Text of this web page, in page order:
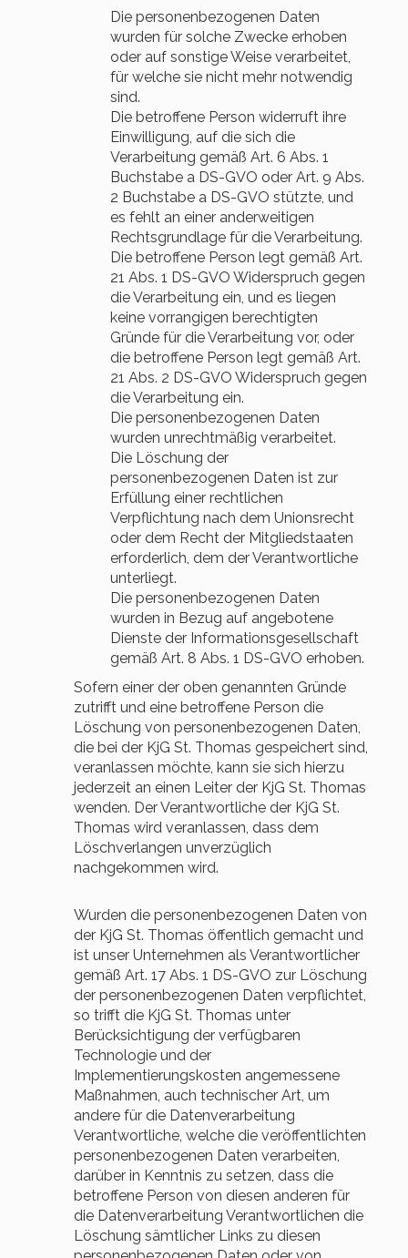
Die personenbezogenen Daten
wurden für solche Zwecke erhoben
oder auf sonstige Weise verarbeitet,
für welche sie nicht mehr notwendig
sind.
Die betroffene Person widerruft ihre
Einwilligung, auf die sich die
Verarbeitung gemäß Art. 6 Abs. 1
Buchstabe a DS-GVO oder Art. 9 Abs.
2 Buchstabe a DS-GVO stützte, und
es fehlt an einer anderweitigen
Rechtsgrundlage für die Verarbeitung.
Die betroffene Person legt gemäß Art.
21 Abs. 1 DS-GVO Widerspruch gegen
die Verarbeitung ein, und es liegen
keine vorrangigen berechtigten
Gründe für die Verarbeitung vor, oder
die betroffene Person legt gemäß Art.
21 Abs. 2 DS-GVO Widerspruch gegen
die Verarbeitung ein.
Die personenbezogenen Daten
wurden unrechtmäßig verarbeitet.
Die Löschung der
personenbezogenen Daten ist zur
Erfüllung einer rechtlichen
Verpflichtung nach dem Unionsrecht
oder dem Recht der Mitgliedstaaten
erforderlich, dem der Verantwortliche
unterliegt.
Die personenbezogenen Daten
wurden in Bezug auf angebotene
Dienste der Informationsgesellschaft
gemäß Art. 8 Abs. 1 DS-GVO erhoben.
Sofern einer der oben genannten Gründe
zutrifft und eine betroffene Person die
Löschung von personenbezogenen Daten,
die bei der KjG St. Thomas gespeichert sind,
veranlassen möchte, kann sie sich hierzu
jederzeit an einen Leiter der KjG St. Thomas
wenden. Der Verantwortliche der KjG St.
Thomas wird veranlassen, dass dem
Löschverlangen unverzüglich
nachgekommen wird.
Wurden die personenbezogenen Daten von
der KjG St. Thomas öffentlich gemacht und
ist unser Unternehmen als Verantwortlicher
gemäß Art. 17 Abs. 1 DS-GVO zur Löschung
der personenbezogenen Daten verpflichtet,
so trifft die KjG St. Thomas unter
Berücksichtigung der verfügbaren
Technologie und der
Implementierungskosten angemessene
Maßnahmen, auch technischer Art, um
andere für die Datenverarbeitung
Verantwortliche, welche die veröffentlichten
personenbezogenen Daten verarbeiten,
darüber in Kenntnis zu setzen, dass die
betroffene Person von diesen anderen für
die Datenverarbeitung Verantwortlichen die
Löschung sämtlicher Links zu diesen